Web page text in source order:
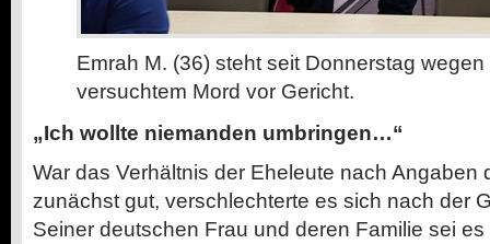
Emrah M. (36) steht seit Donnerstag
versuchtem Mord vor Gericht.
„Ich wollte niemanden umbringen…“
War das Verhältnis der Eheleute nach Angaben
zunächst gut, verschlechterte es sich nach der
Seiner deutschen Frau und deren Familie sei